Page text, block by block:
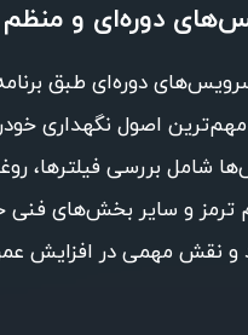
دوره‌ای و منظم
دوره‌ای طبق
مهم‌ترین اصول نگهداری
شامل بررسی فیلترها،
و سایر بخش‌های فنی
نقش مهمی در افزایش